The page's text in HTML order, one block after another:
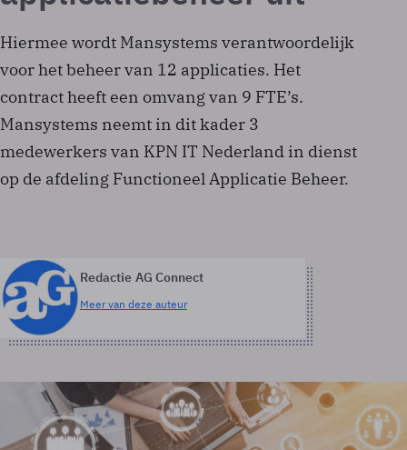
Hiermee wordt Mansystems verantwoordelijk
voor het beheer van 12 applicaties. Het
contract heeft een omvang van 9 FTE’s.
Mansystems neemt in dit kader 3
medewerkers van KPN IT Nederland in dienst
op de afdeling Functioneel Applicatie Beheer.
Redactie AG Connect
Meer van deze auteur